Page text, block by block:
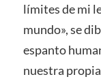
límites de mi
mundo», se
espanto
nuestra